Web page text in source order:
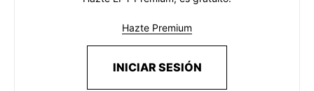
Hazte Premium
INICIAR SESIÓN